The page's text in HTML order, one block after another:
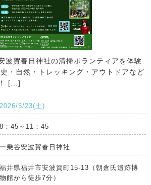
波賀春日神社の清掃ボランティアを体験
・自然・トレッキング・アウトドアなど
[...]
2026/5/23(土)
8：45～11：45
一乗谷安波賀春日神社
福井県福井市安波賀町15-13（朝倉氏遺跡博
物館から徒歩7分）